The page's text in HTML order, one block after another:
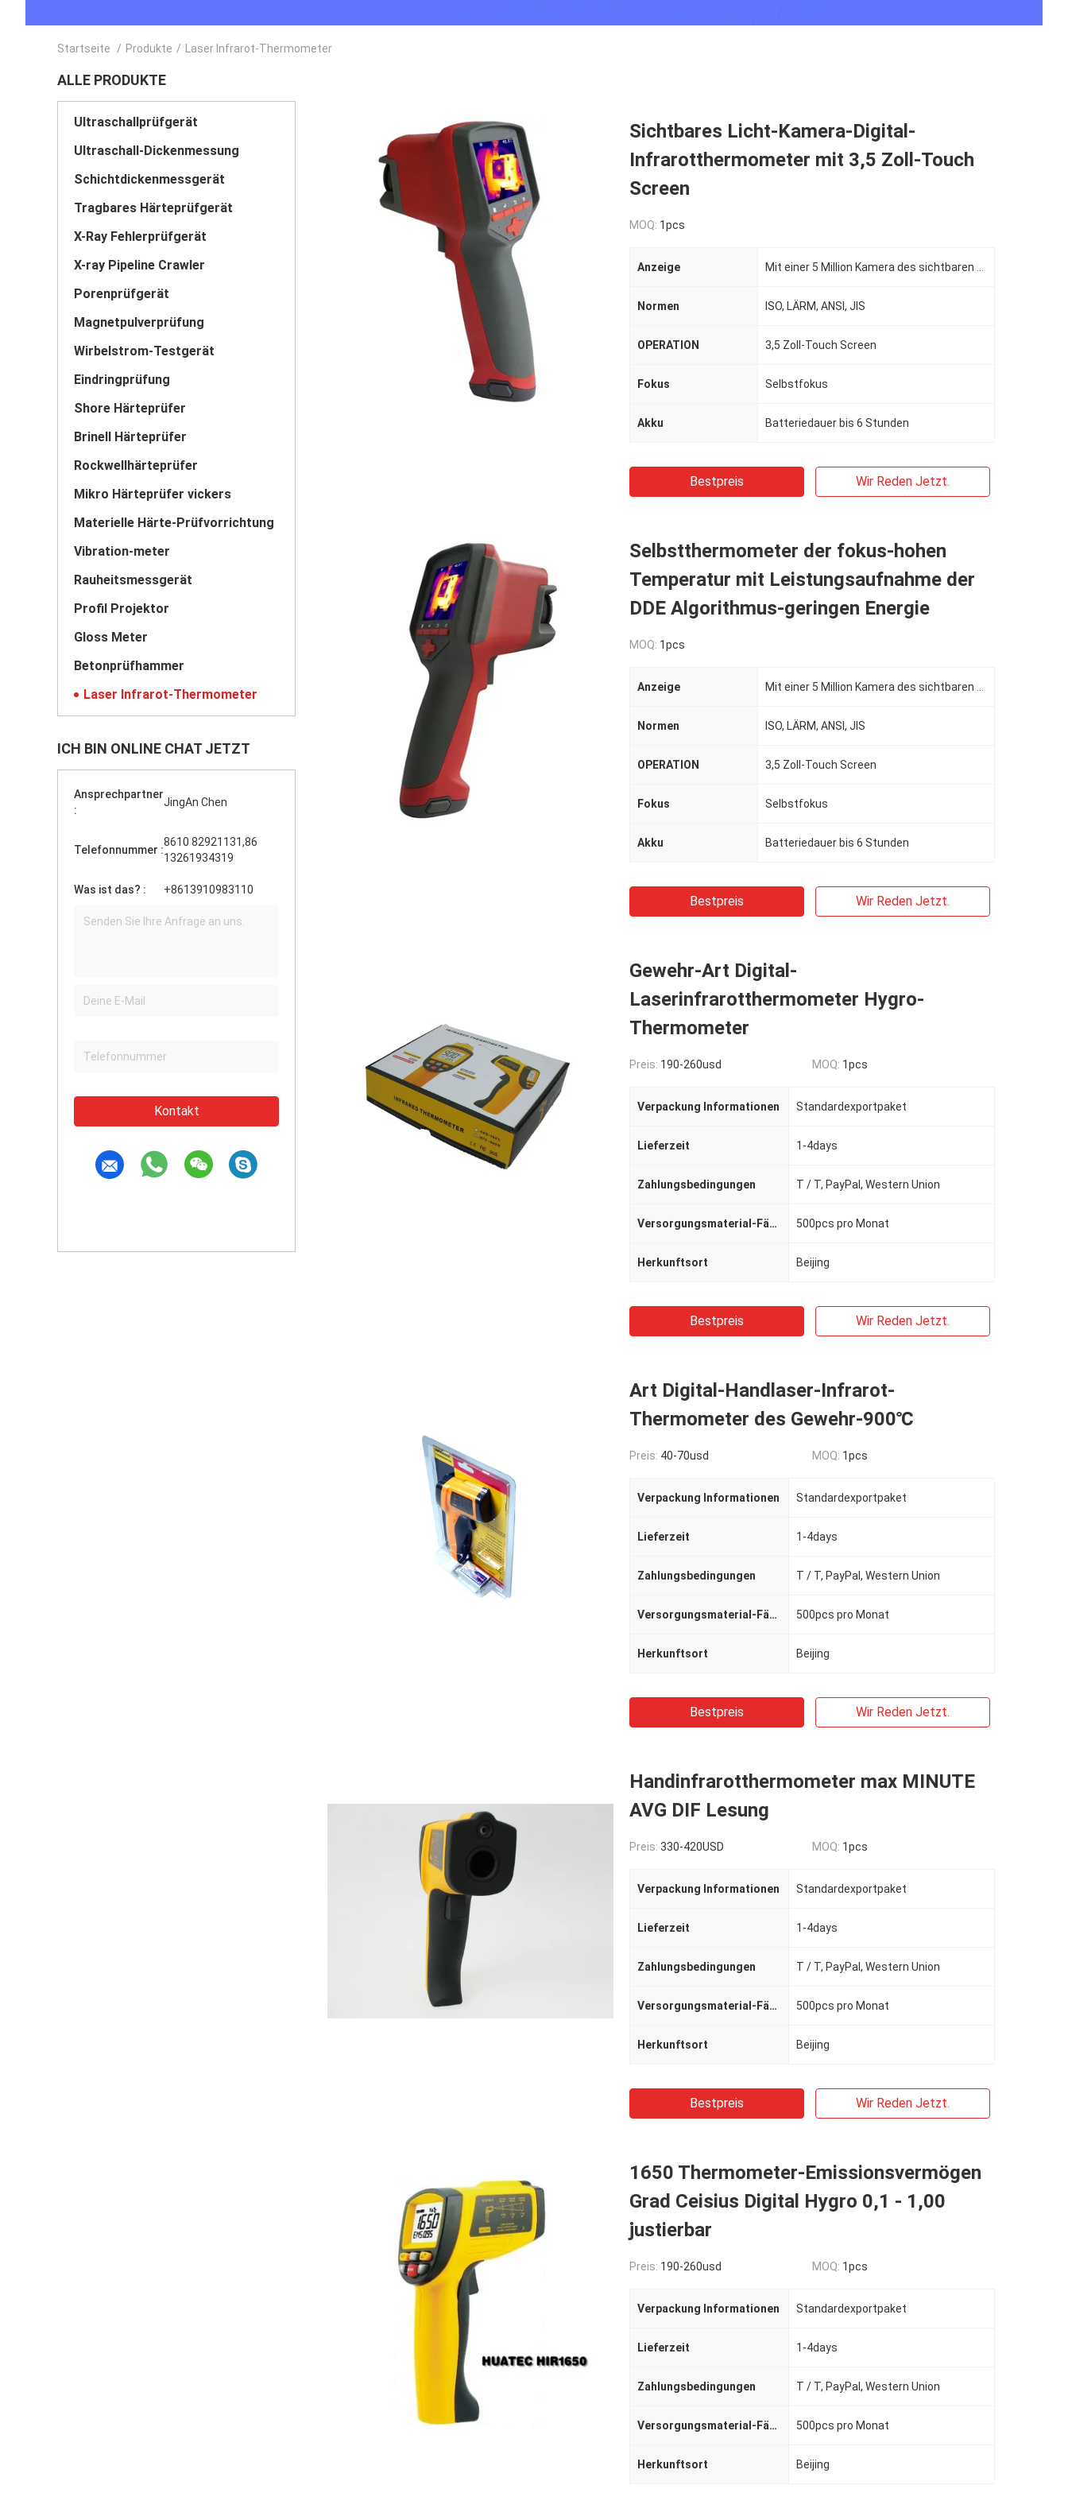
Startseite / Produkte / Laser Infrarot-Thermometer
ALLE PRODUKTE
Ultraschallprüfgerät
Ultraschall-Dickenmessung
Schichtdickenmessgerät
Tragbares Härteprüfgerät
X-Ray Fehlerprüfgerät
X-ray Pipeline Crawler
Porenprüfgerät
Magnetpulverprüfung
Wirbelstrom-Testgerät
Eindringprüfung
Shore Härteprüfer
Brinell Härteprüfer
Rockwellhärteprüfer
Mikro Härteprüfer vickers
Materielle Härte-Prüfvorrichtung
Vibration-meter
Rauheitsmessgerät
Profil Projektor
Gloss Meter
Betonprüfhammer
Laser Infrarot-Thermometer
ICH BIN ONLINE CHAT JETZT
Ansprechpartner
:
JingAn Chen
Telefonnummer :
8610 82921131,86
13261934319
Was ist das? : +8613910983110
Kontakt
Sichtbares Licht-Kamera-Digital-
Infrarotthermometer mit 3,5 Zoll-Touch
Screen
MOQ: 1pcs
Anzeige
Normen ISO, LÄRM, ANSI, JIS
OPERATION 3,5 Zoll-Touch Screen
Fokus Selbstfokus
Akku Batteriedauer bis 6 Stunden
Bestpreis Wir Reden Jetzt.
Selbstthermometer der fokus-hohen
Temperatur mit Leistungsaufnahme der
DDE Algorithmus-geringen Energie
MOQ: 1pcs
Anzeige
Normen ISO, LÄRM, ANSI, JIS
OPERATION 3,5 Zoll-Touch Screen
Fokus Selbstfokus
Akku Batteriedauer bis 6 Stunden
Bestpreis Wir Reden Jetzt.
Gewehr-Art Digital-
Laserinfrarotthermometer Hygro-
Thermometer
Preis: 190-260usd MOQ: 1pcs
Verpackung Informationen Standardexportpaket
Lieferzeit 1-4days
Zahlungsbedingungen T / T, PayPal, Western Union
Versorgungsmaterial-Fähigkeit 500pcs pro Monat
Herkunftsort Beijing
Bestpreis Wir Reden Jetzt.
Art Digital-Handlaser-Infrarot-
Thermometer des Gewehr-900℃
Preis: 40-70usd MOQ: 1pcs
Verpackung Informationen Standardexportpaket
Lieferzeit 1-4days
Zahlungsbedingungen T / T, PayPal, Western Union
Versorgungsmaterial-Fähigkeit 500pcs pro Monat
Herkunftsort Beijing
Bestpreis Wir Reden Jetzt.
Handinfrarotthermometer max MINUTE
AVG DIF Lesung
Preis: 330-420USD MOQ: 1pcs
Verpackung Informationen Standardexportpaket
Lieferzeit 1-4days
Zahlungsbedingungen T / T, PayPal, Western Union
Versorgungsmaterial-Fähigkeit 500pcs pro Monat
Herkunftsort Beijing
Bestpreis Wir Reden Jetzt.
1650 Thermometer-Emissionsvermögen
Grad Ceisius Digital Hygro 0,1 - 1,00
justierbar
Preis: 190-260usd MOQ: 1pcs
Verpackung Informationen Standardexportpaket
Lieferzeit 1-4days
Zahlungsbedingungen T / T, PayPal, Western Union
Versorgungsmaterial-Fähigkeit 500pcs pro Monat
Herkunftsort Beijing